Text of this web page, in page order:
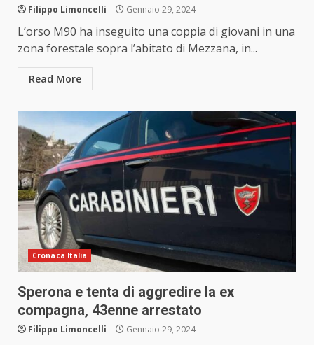
Filippo Limoncelli Gennaio 29, 2024
L’orso M90 ha inseguito una coppia di giovani in una
zona forestale sopra l’abitato di Mezzana, in...
Read More
Cronaca Italia
Sperona e tenta di aggredire la ex
compagna, 43enne arrestato
Filippo Limoncelli Gennaio 29, 2024